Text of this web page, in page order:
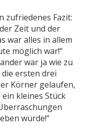
zufriedenes Fazit:
Zeit und der
war alles in allem
möglich war!“
war ja wie zu
ersten drei
Körner gelaufen,
kleines Stück
würde!“